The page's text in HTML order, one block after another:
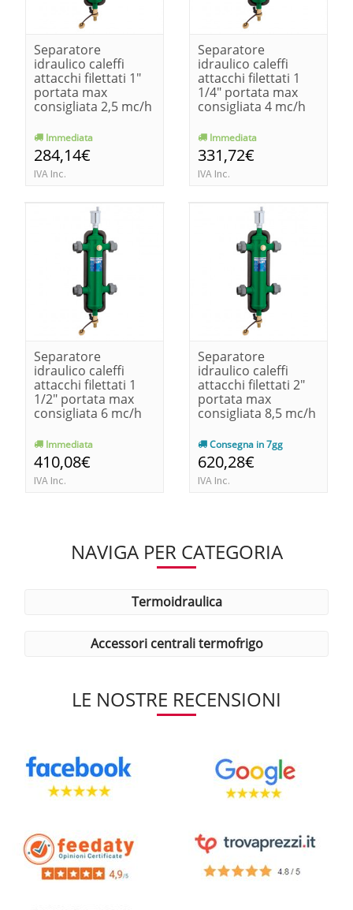
Separatore
idraulico caleffi
attacchi filettati 1"
portata max
consigliata 2,5 mc/h
Immediata
284,14€
IVA Inc.
Separatore
idraulico caleffi
attacchi filettati 1
1/4" portata max
consigliata 4 mc/h
Immediata
331,72€
IVA Inc.
Separatore
idraulico caleffi
attacchi filettati 1
1/2" portata max
consigliata 6 mc/h
Immediata
410,08€
IVA Inc.
Separatore
idraulico caleffi
attacchi filettati 2"
portata max
consigliata 8,5 mc/h
Consegna in 7gg
620,28€
IVA Inc.
NAVIGA PER CATEGORIA
termoidraulica
accessori centrali termofrigo
LE NOSTRE RECENSIONI